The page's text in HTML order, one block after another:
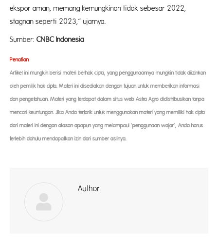
ekspor aman, memang kemungkinan tidak sebesar 2022,
stagnan seperti 2023,” ujarnya.
Sumber: CNBC Indonesia
Penafian
Artikel ini mungkin berisi materi berhak cipta, yang penggunaannya mungkin tidak diizinkan
oleh pemilik hak cipta. Materi ini disediakan dengan tujuan untuk memberikan informasi
dan pengetahuan. Materi yang terdapat dalam situs web Astra Agro didistribusikan tanpa
mencari keuntungan. Jika Anda tertarik untuk menggunakan materi yang memiliki hak cipta
dari materi ini dengan alasan apapun yang melampaui ‘penggunaan wajar’, Anda harus
terlebih dahulu mendapatkan izin dari sumber aslinya.
Author: